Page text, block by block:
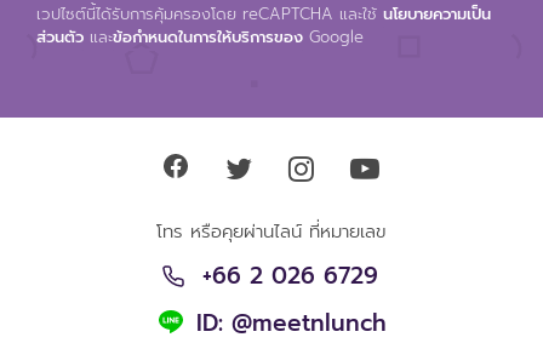
เวปไซต์นี้ได้รับการคุ้มครองโดย reCAPTCHA และใช้ นโยบายความเป็น
ส่วนตัว และข้อกำหนดในการให้บริการของ Google
โทร หรือคุยผ่านไลน์ ที่หมายเลข
+66 2 026 6729
ID: @meetnlunch